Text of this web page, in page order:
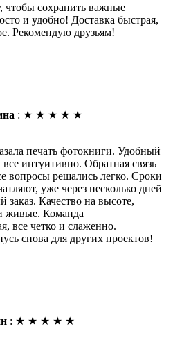
чтобы сохранить важные
и удобно! Доставка быстрая,
Рекомендую друзьям!
: ★ ★ ★ ★ ★
печать фотокниги. Удобный
интуитивно. Обратная связь
вопросы решались легко. Сроки
уже через несколько дней
заказ. Качество на высоте,
живые. Команда
все четко и слаженно.
снова для других проектов!
: ★ ★ ★ ★ ★